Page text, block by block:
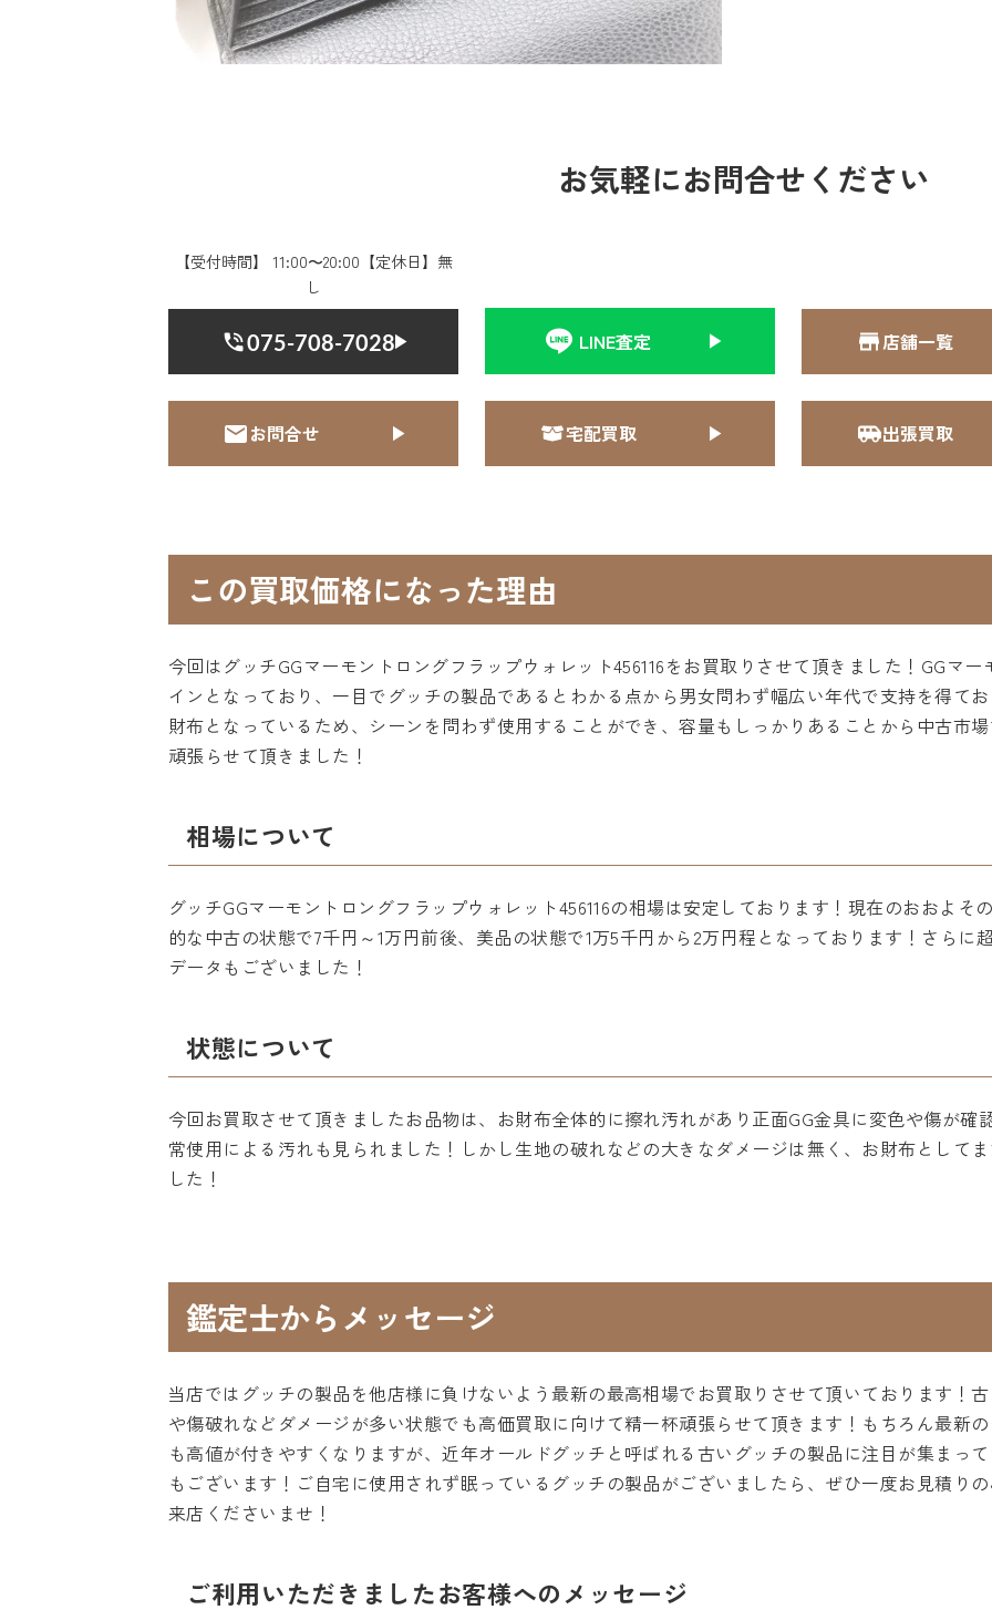
お気軽にお問合せください
【受付時間】 11:00〜20:00【定休日】無
し
075-708-7028 LINE査定 店舗一覧
お問合せ 宅配買取 出張買取
この買取価格になった理由
今回はグッチGGマーモントロングフラップウォレット456116をお買取りさせて頂きました！GGマ
インとなっており、一目でグッチの製品であるとわかる点から男女問わず幅広い年代で支持を得て
財布となっているため、シーンを問わず使用することができ、容量もしっかりあることから中古市
頑張らせて頂きました！
相場について
グッチGGマーモントロングフラップウォレット456116の相場は安定しております！現在のおおよそ
的な中古の状態で7千円～1万円前後、美品の状態で1万5千円から2万円程となっております！さらに
データもございました！
状態について
今回お買取させて頂きましたお品物は、お財布全体的に擦れ汚れがあり正面GG金具に変色や傷が確
常使用による汚れも見られました！しかし生地の破れなどの大きなダメージは無く、お財布として
した！
鑑定士からメッセージ
当店ではグッチの製品を他店様に負けないよう最新の最高相場でお買取りさせて頂いております！
や傷破れなどダメージが多い状態でも高価買取に向けて精一杯頑張らせて頂きます！もちろん最新
も高値が付きやすくなりますが、近年オールドグッチと呼ばれる古いグッチの製品に注目が集まっ
もございます！ご自宅に使用されず眠っているグッチの製品がございましたら、ぜひ一度お見積り
来店くださいませ！
ご利用いただきましたお客様へのメッセージ